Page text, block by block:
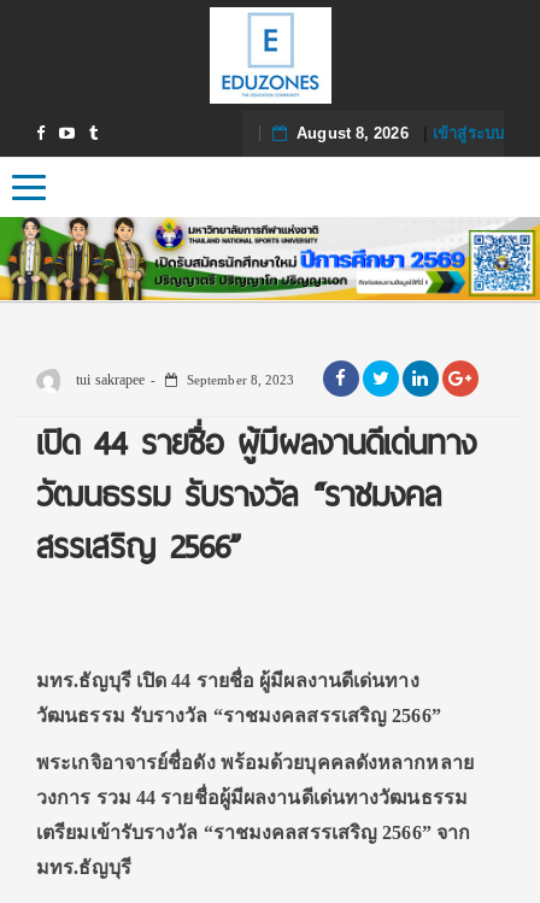
August 8, 2026| เข้าสู่ระบบ
Toggle navigation
tui sakrapee September 8, 2023
เปิด 44 รายชื่อ ผู้มีผลงานดีเด่นทาง
วัฒนธรรม รับรางวัล “ราชมงคล
สรรเสริญ 2566”
มทร.ธัญบุรี เปิด 44 รายชื่อ ผู้มีผลงานดีเด่นทาง
วัฒนธรรม รับรางวัล “ราชมงคลสรรเสริญ 2566”
พระเกจิอาจารย์ชื่อดัง พร้อมด้วยบุคคลดังหลากหลาย
วงการ รวม 44 รายชื่อผู้มีผลงานดีเด่นทางวัฒนธรรม
เตรียมเข้ารับรางวัล “ราชมงคลสรรเสริญ 2566” จาก
มทร.ธัญบุรี